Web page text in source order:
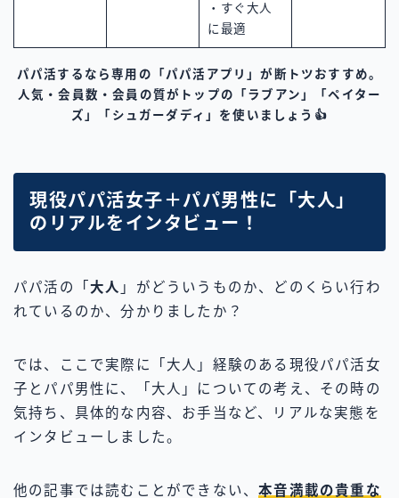
・すぐ大人
に最適
パパ活するなら専用の「パパ活アプリ」が断トツおすすめ。
人気・会員数・会員の質がトップの「ラブアン」「ペイター
ズ」「シュガーダディ」を使いましょう👍
現役パパ活女子＋パパ男性に「大人」
のリアルをインタビュー！
パパ活の「 大人 」がどういうものか、どのくらい行わ
れているのか、分かりましたか？
では、ここで実際に「大人」経験のある現役パパ活女
子とパパ男性に、「大人」についての考え、その時の
気持ち、具体的な内容、お手当など、リアルな実態を
インタビューしました。
他の記事では読むことができない、本音満載の貴重な